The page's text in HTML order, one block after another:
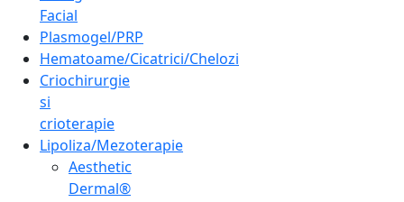
Facial
Plasmogel/PRP
Hematoame/Cicatrici/Chelozi
Criochirurgie
si
crioterapie
Lipoliza/Mezoterapie
Aesthetic
Dermal®